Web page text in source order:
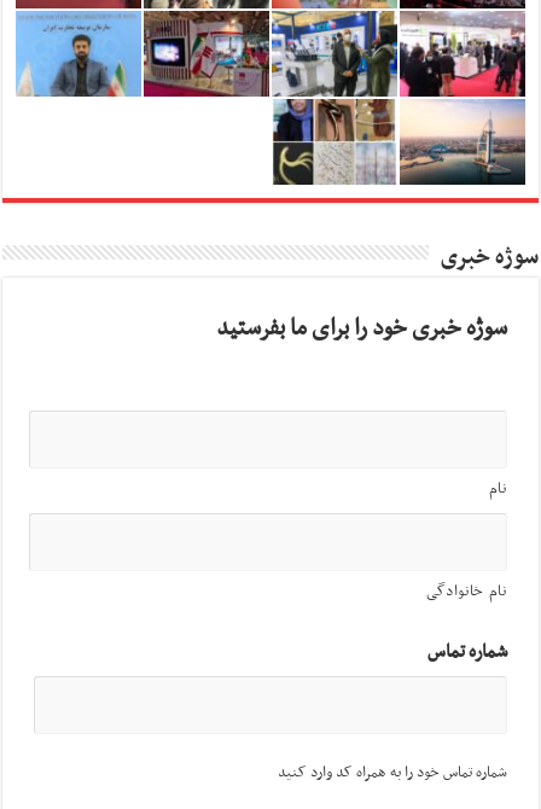
سوژه خبری
سوژه خبری خود را برای ما بفرستید
نام
نام خانوادگی
شماره تماس
شماره تماس خود را به همراه کد وارد کنید